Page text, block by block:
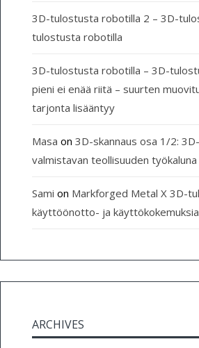
3D-tulostusta robotilla 2 – 3D-
tulostusta robotilla
3D-tulostusta robotilla – 3D-
pieni ei enää riitä – suurten
tarjonta lisääntyy
Masa on 3D-skannaus osa 1/2:
valmistavan teollisuuden työkaluna
Sami on Markforged Metal X 3D-
käyttöönotto- ja käyttökokemuksia
ARCHIVES